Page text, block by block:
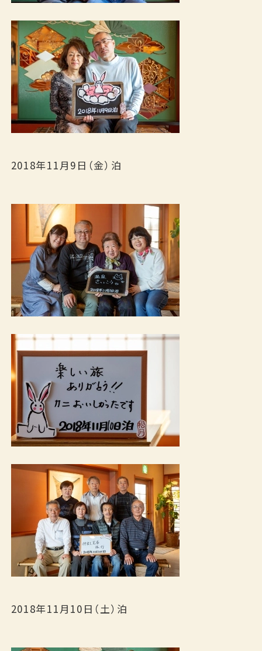
泊数
室 名
検索する
宿泊プランから探す
カレンダーから探す
予約確認・変更・キャンセル
TEL.0859-31-1100
（11:00～19:00）
2018年11月9日（金）泊
2018年11月10日（土）泊